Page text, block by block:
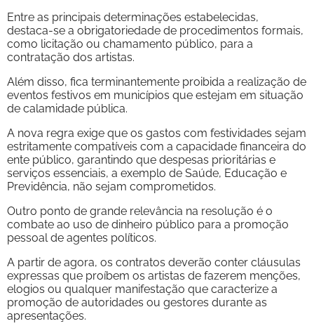
Entre as principais determinações estabelecidas,
destaca-se a obrigatoriedade de procedimentos formais,
como licitação ou chamamento público, para a
contratação dos artistas.
Além disso, fica terminantemente proibida a realização de
eventos festivos em municípios que estejam em situação
de calamidade pública.
A nova regra exige que os gastos com festividades sejam
estritamente compatíveis com a capacidade financeira do
ente público, garantindo que despesas prioritárias e
serviços essenciais, a exemplo de Saúde, Educação e
Previdência, não sejam comprometidos.
Outro ponto de grande relevância na resolução é o
combate ao uso de dinheiro público para a promoção
pessoal de agentes políticos.
A partir de agora, os contratos deverão conter cláusulas
expressas que proíbem os artistas de fazerem menções,
elogios ou qualquer manifestação que caracterize a
promoção de autoridades ou gestores durante as
apresentações.